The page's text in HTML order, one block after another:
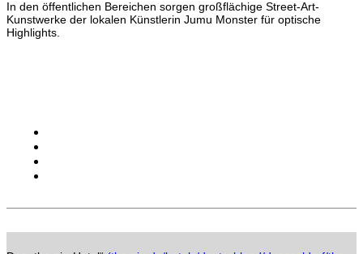
In den öffentlichen Bereichen sorgen großflächige Street-Art-
Kunstwerke der lokalen Künstlerin Jumu Monster für optische
Highlights.